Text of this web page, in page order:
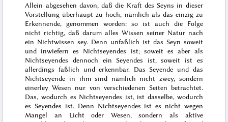
Allein abgesehen davon, daß die Kraft des Seyns in dieser
Vorstellung überhaupt zu hoch, nämlich als das einzig zu
Erkennende, genommen worden: so ist auch die Folge
nicht richtig, daß darum alles Wissen seiner Natur nach
ein Nichtwissen sey. Denn unfaßlich ist das Seyn soweit
und inwiefern es Nichtseyendes ist; soweit es aber als
Nichtseyendes dennoch ein Seyendes ist, soweit ist es
allerdings faßlich und erkennbar. Das Seyende und das
Nichtseyende in ihm sind nämlich nicht zwey, sondern
einerley Wesen nur von verschiedenen Seiten betrachtet.
Das, wodurch es Nichtseyendes ist, ist dasselbe, wodurch
es Seyendes ist. Denn Nichtseyendes ist es nicht wegen
Mangel an Licht oder Wesen, sondern als aktive